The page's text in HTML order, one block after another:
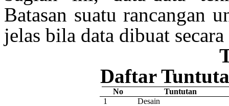
Batasan suatu rancangan
jelas bila data dibuat
Daftar
No
Tuntutan
1
Desain